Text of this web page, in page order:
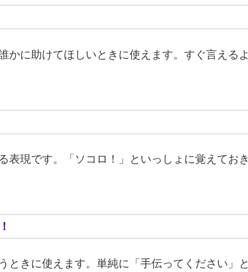
かに助けてほしいときに使えます。すぐ言えるよ
表現です。「ソコロ！」といっしょに覚えておき
ときに使えます。単純に「手伝ってください」と